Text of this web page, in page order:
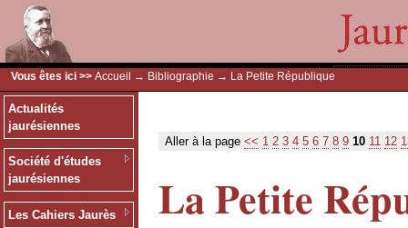
Vous êtes ici >> Accueil → Bibliographie → La Petite République
Actualités
jaurésiennes
Société d'études
jaurésiennes
Les Cahiers Jaurès
Aller à la page << 1 2 3 4 5 6 7 8 9 10 11 12
La Petite